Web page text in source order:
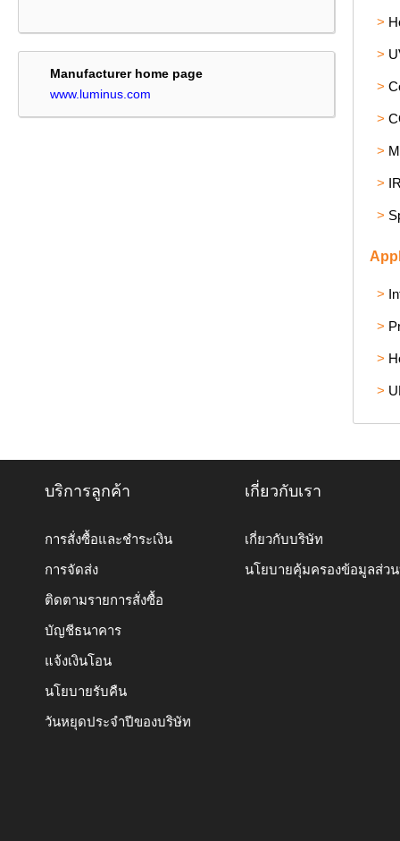
Manufacturer home page
www.luminus.com
>
>
>
>
>
>
>
>
>
>
>
บริการลูกค้า
การสั่งซื้อและชำระเงิน
การจัดส่ง
ติดตามรายการสั่งซื้อ
บัญชีธนาคาร
แจ้งเงินโอน
นโยบายรับคืน
วันหยุดประจำปีของบริษัท
เกี่ยวกับเรา
เกี่ยวกับบริษัท
นโยบายคุ้มครองข้อมูลส่ว